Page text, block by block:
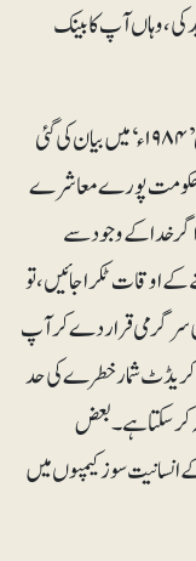
کی، وہاں آپ کا بینک
بعض ماہرین اسے جارج اْرول کے مشہور زمانہ ناول ’۱۹۸۴ء‘ میں بیان کی گئی
حکومت پورے معاشرے
خدا کے وجود سے
اوقات ٹکرا جائیں، تو
سرگرمی قرار دے کر آپ
شمار خطرے کی حد
کرسکتا ہے۔ بعض
سوز کیمپوں میں